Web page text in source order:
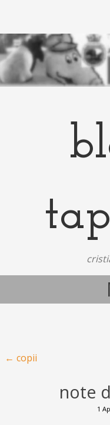
Post navigation
← copii
note
1